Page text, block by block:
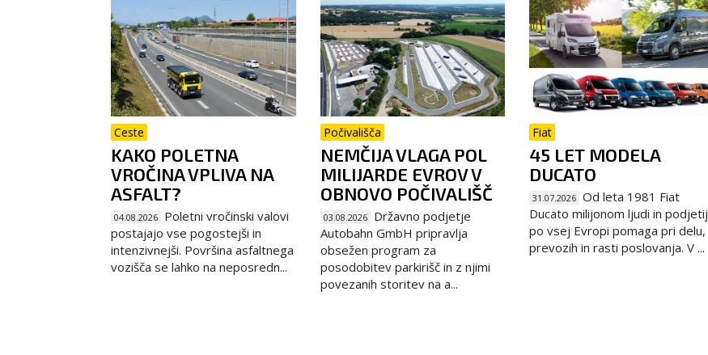
Ceste
KAKO POLETNA
VROČINA VPLIVA NA
ASFALT?
04.08.2026
Poletni vročinski valovi
postajajo vse pogostejši in
intenzivnejši. Površina asfaltnega
vozišča se lahko na neposredn...
Počivališča
NEMČIJA VLAGA POL
MILIJARDE EVROV V
OBNOVO POČIVALIŠČ
03.08.2026
Državno podjetje
Autobahn GmbH pripravlja
obsežen program za
posodobitev parkirišč in z njimi
povezanih storitev na a...
Fiat
45 LET MODELA
DUCATO
31.07.2026 Od leta 1981 Fiat
Ducato milijonom ljudi in podjetij
po vsej Evropi pomaga pri delu,
prevozih in rasti poslovanja. V ...